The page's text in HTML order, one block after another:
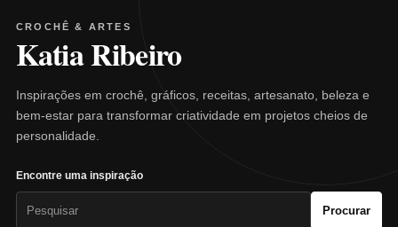
CROCHÊ & ARTES
Katia Ribeiro
Inspirações em crochê, gráficos, receitas, artesanato, beleza e
bem-estar para transformar criatividade em projetos cheios de
personalidade.
Encontre uma inspiração
Procurar